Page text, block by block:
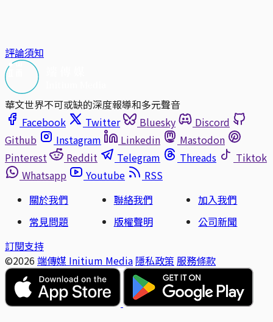
評論須知
華文世界不可或缺的深度報導和多元聲音
Facebook
Twitter Bluesky
Discord
Github
Instagram Linkedin
Mastodon
Pinterest
Reddit Telegram Threads
Tiktok
Whatsapp
Youtube
RSS
關於我們
聯絡我們
加入我們
常見問題
版權聲明
公司新聞
訂閱支持
©2026 端傳媒 Initium Media 隱私政策 服務條款